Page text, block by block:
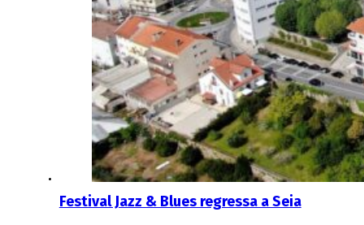
Festival Jazz & Blues regressa a Seia